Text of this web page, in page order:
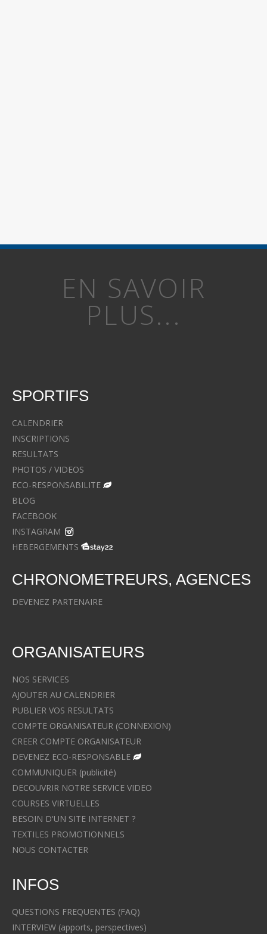
EN SAVOIR
PLUS...
SPORTIFS
CALENDRIER
INSCRIPTIONS
RESULTATS
PHOTOS / VIDEOS
ECO-RESPONSABILITE
BLOG
FACEBOOK
INSTAGRAM
HEBERGEMENTS
CHRONOMETREURS, AGENCES
DEVENEZ PARTENAIRE
ORGANISATEURS
NOS SERVICES
AJOUTER AU CALENDRIER
PUBLIER VOS RESULTATS
COMPTE ORGANISATEUR (CONNEXION)
CREER COMPTE ORGANISATEUR
DEVENEZ ECO-RESPONSABLE
COMMUNIQUER (publicité)
DECOUVRIR NOTRE SERVICE VIDEO
COURSES VIRTUELLES
BESOIN D'UN SITE INTERNET ?
TEXTILES PROMOTIONNELS
NOUS CONTACTER
INFOS
QUESTIONS FREQUENTES (FAQ)
INTERVIEW (apports, perspectives)